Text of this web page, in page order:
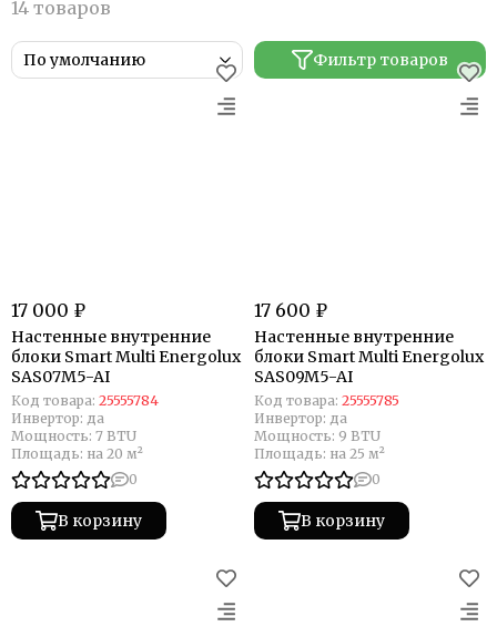
Фильтр товаров
17 000 ₽
Настенные внутренние
блоки Smart Multi Energolux
SAS07M5-AI
Код товара: 25555784
Инвертор: да
Мощность: 7 BTU
Площадь: на 20 м²
0
В корзину
17 600 ₽
Настенные внутренние
блоки Smart Multi Energolux
SAS09M5-AI
Код товара: 25555785
Инвертор: да
Мощность: 9 BTU
Площадь: на 25 м²
0
В корзину